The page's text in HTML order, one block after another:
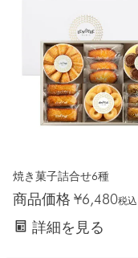
焼き菓子詰合せ6種
商品価格 ¥6,480税込
詳細を見る